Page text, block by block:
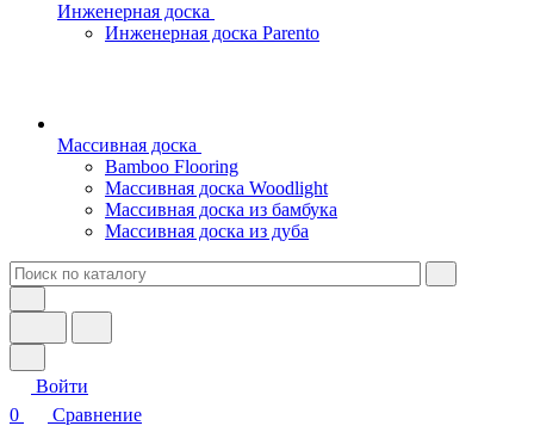
Инженерная доска
Инженерная доска Parento
Массивная доска
Bamboo Flooring
Массивная доска Woodlight
Массивная доска из бамбука
Массивная доска из дуба
Войти
0
Сравнение